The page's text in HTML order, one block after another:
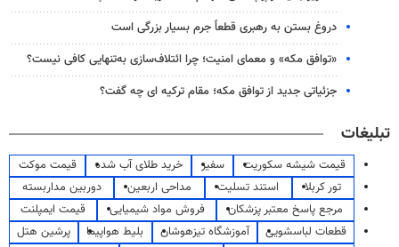
دروغ بستن به رهبری قطعاً جرم بسیار بزرگی است
«توافق مکه» و معمای امنیت؛ چرا ائتلاف‌سازی به‌تنهایی کافی نیست؟
جزئیاتی جدید از توافق مکه؛ مقام ترکیه ای چه گفت؟
تبلیغات
قیمت شیشه سکوریت سفیر خرید طلای آب شده
قیمت موکت
تور کربلا
استند تسلیت مداحی اربعین
دوربین مداربسته
مرجع پاسخ معتبر پزشکان
فروش مواد شیمیایی
قیمت ایمپلنت
قطعات لباسشویی
آموزشگاه تیزهوشان بلیط هواپیما
پرشین هتل